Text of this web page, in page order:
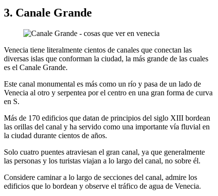
3. Canale Grande
Venecia tiene literalmente cientos de canales que conectan las
diversas islas que conforman la ciudad, la más grande de las cuales
es el Canale Grande.
Este canal monumental es más como un río y pasa de un lado de
Venecia al otro y serpentea por el centro en una gran forma de curva
en S.
Más de 170 edificios que datan de principios del siglo XIII bordean
las orillas del canal y ha servido como una importante vía fluvial en
la ciudad durante cientos de años.
Solo cuatro puentes atraviesan el gran canal, ya que generalmente
las personas y los turistas viajan a lo largo del canal, no sobre él.
Considere caminar a lo largo de secciones del canal, admire los
edificios que lo bordean y observe el tráfico de agua de Venecia.